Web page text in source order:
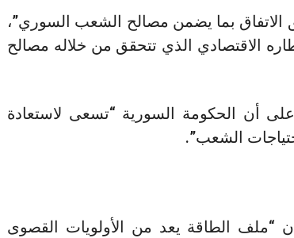
بما يضمن مصالح الشعب السوري”،
الاقتصادي الذي تتحقق من خلاله مصالح
أن الحكومة السورية “تسعى لاستعادة
الشعب”.
“ملف الطاقة يعد من الأولويات القصوى